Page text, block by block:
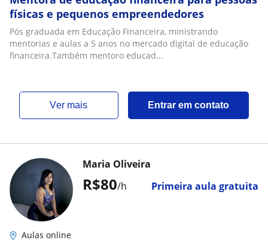
físicas e pequenos empreendedores
Pós graduada em Educação Financeira, ministrando
mentorias e aulas a 5 anos no mercado digital de educação
financeira.Também mentoro educad...
ver mais Entrar em contato
R$80/h Primeira aula gratuita
Maria Oliveira
Aulas online